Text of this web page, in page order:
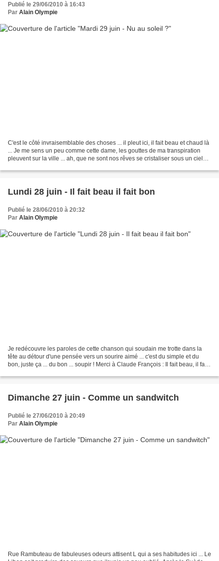
Publié le 29/06/2010 à 16:43
Par Alain Olympie
C'est le côté invraisemblable des choses ... il pleut ici, il fait beau et chaud là
... Je me sens un peu comme cette dame, les gouttes de ma transpiration
pleuvent sur la ville ... ah, que ne sont nos rêves se cristaliser sous un ciel
Lundi 28 juin - Il fait beau il fait bon
Publié le 28/06/2010 à 20:32
Par Alain Olympie
Je redécouvre les paroles de cette chanson qui soudain me trotte dans la
tête au détour d'une pensée vers un sourire aimé ... c'est du simple et du
bon, juste ça ... du bon ... soupir ! Merci à Claude François : Il fait beau, il fait
Dimanche 27 juin - Comme un sandwitch
Publié le 27/06/2010 à 20:49
Par Alain Olympie
Rue Rambuteau de fabuleuses odeurs attisent L qui a ses habitudes ici ... Le